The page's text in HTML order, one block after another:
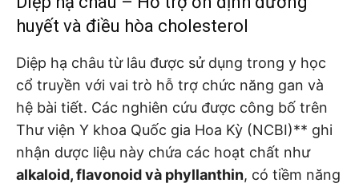
huyết và điều hòa cholesterol
Diệp hạ châu từ lâu được sử dụng trong y học
cổ truyền với vai trò hỗ trợ chức năng gan và
hệ bài tiết. Các nghiên cứu được công bố trên
Thư viện Y khoa Quốc gia Hoa Kỳ (NCBI)** ghi
nhận dược liệu này chứa các hoạt chất như
alkaloid, flavonoid và phyllanthin, có tiềm năng